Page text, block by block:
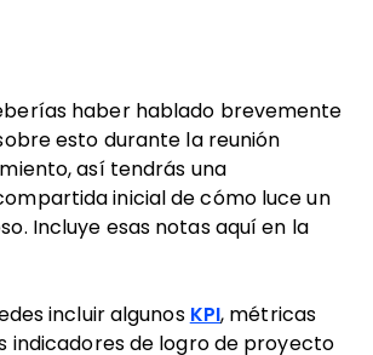
haber hablado brevemente
esto durante la reunión
así tendrás una
inicial de cómo luce un
Incluye esas notas aquí en la
incluir algunos KPI, métricas
indicadores de logro de proyecto